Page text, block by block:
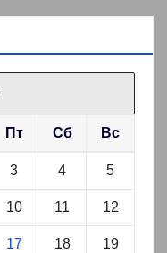
Пт Сб Вс
3 4 5
10 11 12
17 18 19